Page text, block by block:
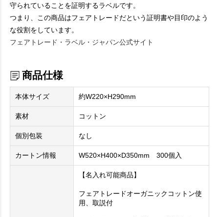
守られていることを証明するラベルです。
つまり、この商品はフェアトレードだという証明書や目印のよう
な役割をしています。
フェアトレード・ラベル・ジャパン公式サイト
商品仕様
本体サイズ 約W220×H290mm
素材 コットン
個別包装 なし
カートン情報 W520×H400×D350mm 300個入
【名入れ可能商品】
フェアトレードオーガニックコットン使
用、取説付